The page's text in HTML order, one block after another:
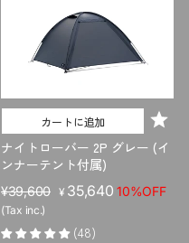
カートに追加
ナイトローバー 2P グレー (イ
ンナーテント付属)
販
売
価
¥39,600 セ
ル
¥ 35,64010%OFF
(Tax inc.)
(48)